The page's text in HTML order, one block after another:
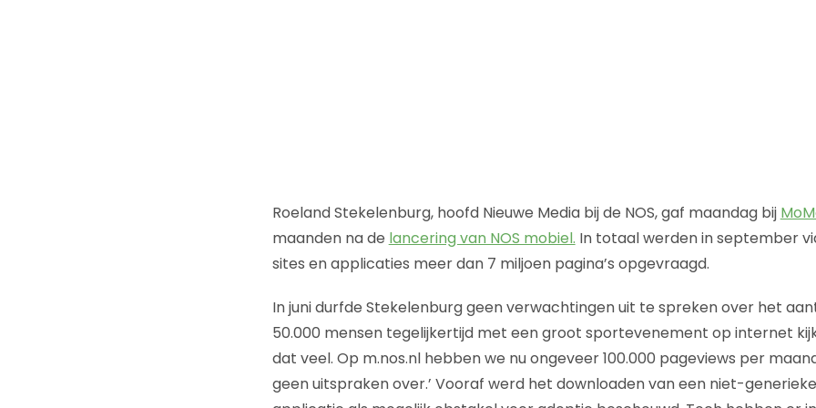
Roeland Stekelenburg, hoofd Nieuwe Media bij de NOS, gaf maandag bij
maanden na de lancering van NOS mobiel. In totaal werden in september
sites en applicaties meer dan 7 miljoen pagina’s opgevraagd.
In juni durfde Stekelenburg geen verwachtingen uit te spreken over het
50.000 mensen tegelijkertijd met een groot sportevenement op internet
dat veel. Op m.nos.nl hebben we nu ongeveer 100.000 pageviews per
geen uitspraken over.’ Vooraf werd het downloaden van een niet-